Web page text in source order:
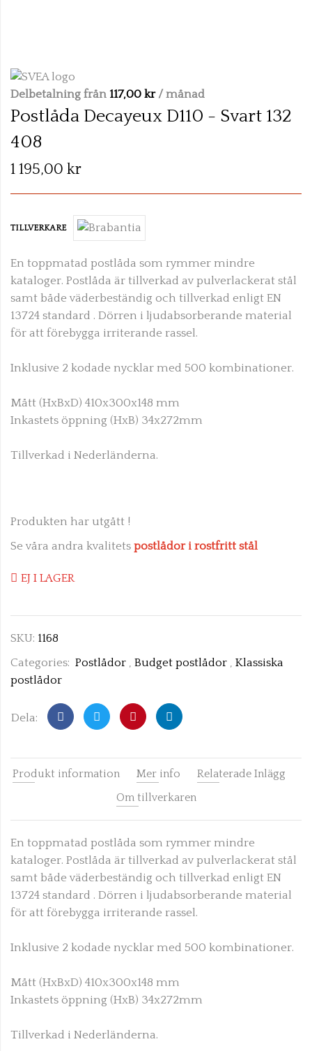
to
the
beginning
of
the
gallery
Delbetalning från 117,00 kr/ månad
Postlåda Decayeux D110 - Svart 132
408
1 195,00 kr
TILLVERKARE
En toppmatad postlåda som rymmer mindre
kataloger. Postlåda är tillverkad av pulverlackerat stål
samt både väderbeständig och tillverkad enligt EN
13724 standard . Dörren i ljudabsorberande material
för att förebygga irriterande rassel.
Inklusive 2 kodade nycklar med 500 kombinationer.
Mått (HxBxD) 410x300x148 mm
Inkastets öppning (HxB) 34x272mm
Tillverkad i Nederländerna.
Produkten har utgått !
Se våra andra kvalitets postlådor i rostfritt stål
EJ I LAGER
SKU: 1168
Categories: Postlådor , Budget postlådor , Klassiska
postlådor
Dela:
Produkt information Mer info
Relaterade Inlägg
Om tillverkaren
En toppmatad postlåda som rymmer mindre
kataloger. Postlåda är tillverkad av pulverlackerat stål
samt både väderbeständig och tillverkad enligt EN
13724 standard . Dörren i ljudabsorberande material
för att förebygga irriterande rassel.
Inklusive 2 kodade nycklar med 500 kombinationer.
Mått (HxBxD) 410x300x148 mm
Inkastets öppning (HxB) 34x272mm
Tillverkad i Nederländerna.